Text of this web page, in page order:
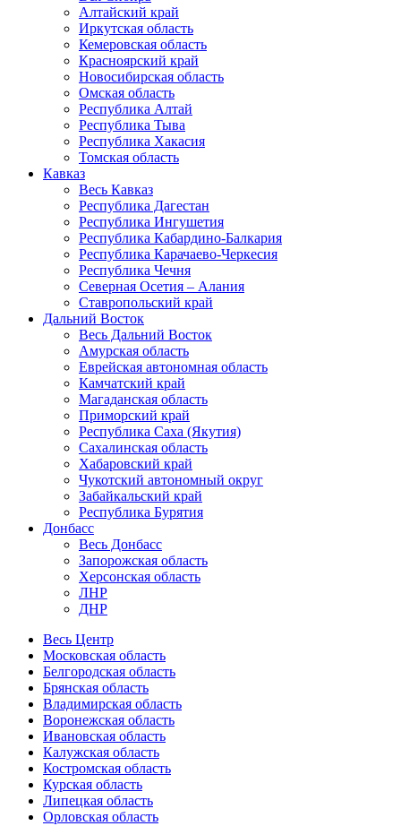
Алтайский край
Иркутская область
Кемеровская область
Красноярский край
Новосибирская область
Омская область
Республика Алтай
Республика Тыва
Республика Хакасия
Томская область
Кавказ
Весь Кавказ
Республика Дагестан
Республика Ингушетия
Республика Кабардино-Балкария
Республика Карачаево-Черкесия
Республика Чечня
Северная Осетия – Алания
Ставропольский край
Дальний Восток
Весь Дальний Восток
Амурская область
Еврейская автономная область
Камчатский край
Магаданская область
Приморский край
Республика Саха (Якутия)
Сахалинская область
Хабаровский край
Чукотский автономный округ
Забайкальский край
Республика Бурятия
Донбасс
Весь Донбасс
Запорожская область
Херсонская область
ЛНР
ДНР
Весь Центр
Московская область
Белгородская область
Брянская область
Владимирская область
Воронежская область
Ивановская область
Калужская область
Костромская область
Курская область
Липецкая область
Орловская область